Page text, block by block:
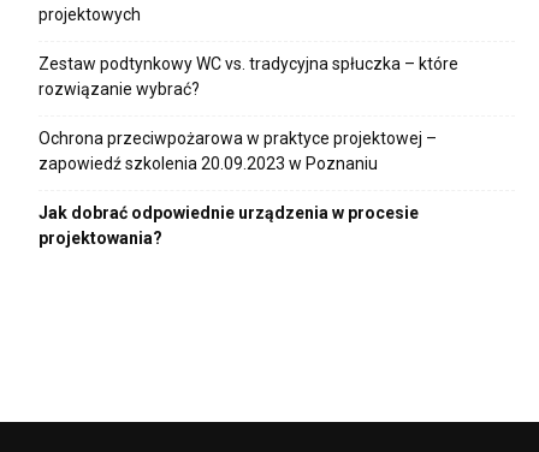
projektowych
Zestaw podtynkowy WC vs. tradycyjna spłuczka – które
rozwiązanie wybrać?
Ochrona przeciwpożarowa w praktyce projektowej –
zapowiedź szkolenia 20.09.2023 w Poznaniu
Jak dobrać odpowiednie urządzenia w procesie
projektowania?